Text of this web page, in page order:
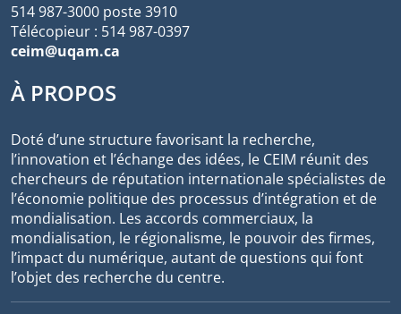
514 987-3000 poste 3910
Télécopieur : 514 987-0397
ceim@uqam.ca
À PROPOS
Doté d’une structure favorisant la recherche,
l’innovation et l’échange des idées, le CEIM réunit des
chercheurs de réputation internationale spécialistes de
l’économie politique des processus d’intégration et de
mondialisation. Les accords commerciaux, la
mondialisation, le régionalisme, le pouvoir des firmes,
l’impact du numérique, autant de questions qui font
l’objet des recherche du centre.